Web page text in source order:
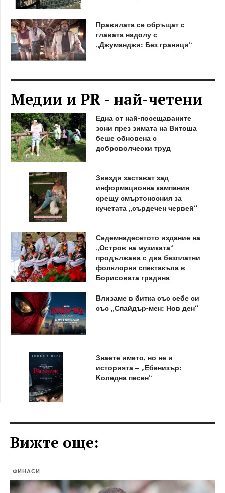
Правилата се обръщат с
главата надолу с
„Джуманджи: Без граници“
Медии и PR - най-четени
Една от най-посещаваните
зони през зимата на Витоша
беше обновена с
доброволчески труд
Звезди застават зад
информационна кампания
срещу смъртоносния за
кучетата „сърдечен червей“
Седемнадесетото издание на
„Остров на музиката“
продължава с два безплатни
фолклорни спектакъла в
Борисовата градина
Влизаме в битка със себе си
със „Спайдър-мен: Нов ден“
Знаете името, но не и
историята – „Ебенизър:
Kоледна песен“
Вижте още:
ФИНАСИ